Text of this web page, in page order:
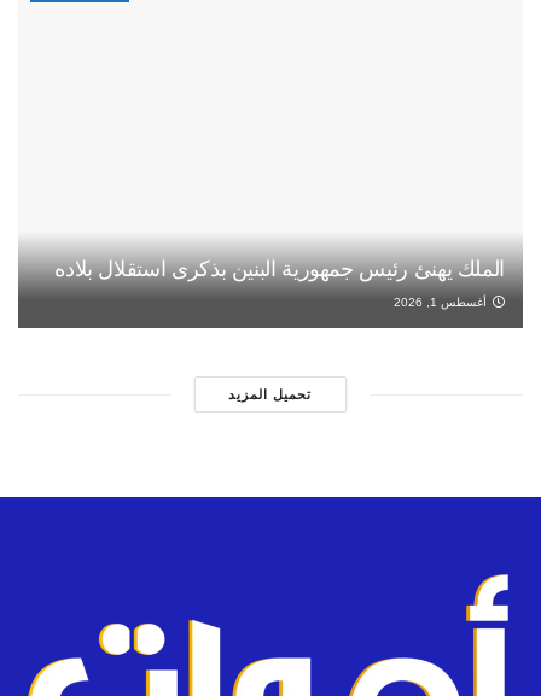
الملك يهنئ رئيس جمهورية البنين بذكرى استقلال بلاده
أغسطس 1, 2026
تحميل المزيد